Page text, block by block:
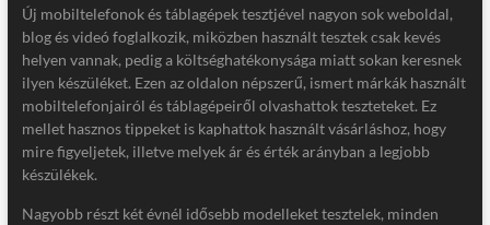
Új mobiltelefonok és táblagépek tesztjével nagyon sok weboldal,
blog és videó foglalkozik, miközben használt tesztek csak kevés
helyen vannak, pedig a költséghatékonysága miatt sokan keresnek
ilyen készüléket. Ezen az oldalon népszerű, ismert márkák használt
mobiltelefonjairól és táblagépeiről olvashattok teszteteket. Ez
mellet hasznos tippeket is kaphattok használt vásárláshoz, hogy
mire figyeljetek, illetve melyek ár és érték arányban a legjobb
készülékek.
Nagyobb részt két évnél idősebb modelleket tesztelek, minden